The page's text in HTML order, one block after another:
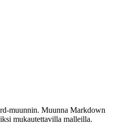
muunnin. Muunna Markdown
mukautettavilla malleilla.